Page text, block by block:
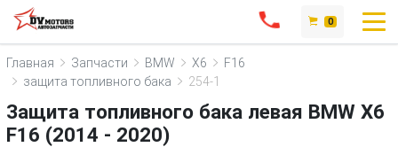
0
Главная Запчасти BMW X6
F16
защита топливного бака
254-1
Защита топливного бака левая BMW X6
F16 (2014 - 2020)